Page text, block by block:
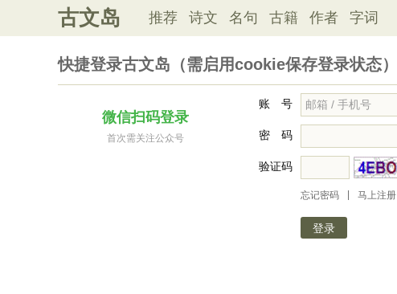
古文岛 推荐 诗文 名句 古籍 作者 字词
快捷登录古文岛（需启用cookie保存登录状态）
微信扫码登录
首次需关注公众号
账 号
密 码
验证码
忘记密码 马上注册